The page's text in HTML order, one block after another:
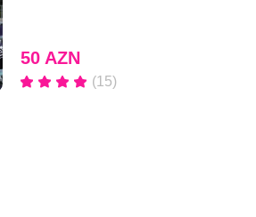
50 AZN
(15)